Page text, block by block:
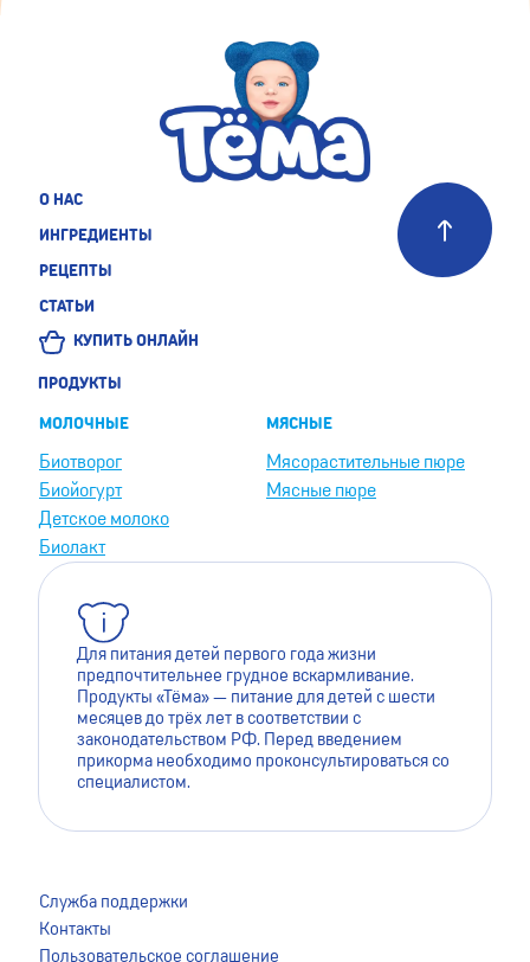
О НАС
ИНГРЕДИЕНТЫ
РЕЦЕПТЫ
СТАТЬИ
КУПИТЬ ОНЛАЙН
ПРОДУКТЫ
МОЛОЧНЫЕ
Биотворог
Биойогурт
Детское молоко
Биолакт
МЯСНЫЕ
Мясорастительные пюре
Мясные пюре
Для питания детей первого года жизни
предпочтительнее грудное вскармливание.
Продукты «Тёма» — питание для детей с шести
месяцев до трёх лет в соответствии с
законодательством РФ. Перед введением
прикорма необходимо проконсультироваться со
специалистом.
Служба поддержки
Контакты
Пользовательское соглашение
Это помогает нам сделать его более удобным для
пользователей. Оставаясь на сайте, вы даёте согласие на
сохранение файлов cookie на вашем устройстве. Для